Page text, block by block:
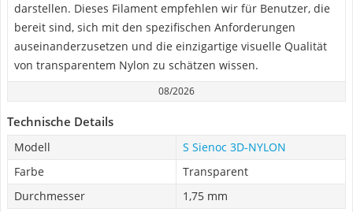
darstellen. Dieses Filament empfehlen wir für Benutzer, die
bereit sind, sich mit den spezifischen Anforderungen
auseinanderzusetzen und die einzigartige visuelle Qualität
von transparentem Nylon zu schätzen wissen.
08/2026
Technische Details
Modell
S Sienoc 3D-NYLON
Farbe
Transparent
Durchmesser
1,75 mm